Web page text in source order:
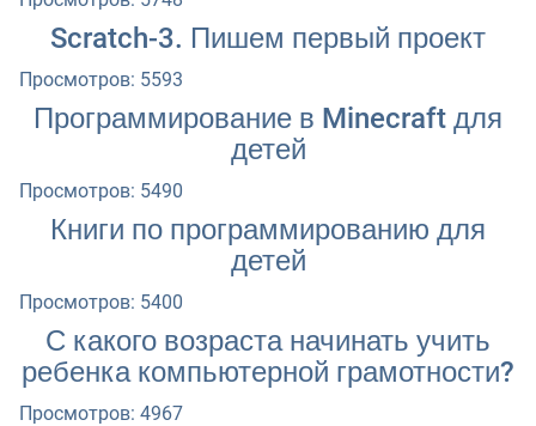
Scratch-3. Пишем первый проект
Просмотров: 5593
Программирование в Minecraft для
детей
Просмотров: 5490
Книги по программированию для
детей
Просмотров: 5400
С какого возраста начинать учить
ребенка компьютерной грамотности?
Просмотров: 4967